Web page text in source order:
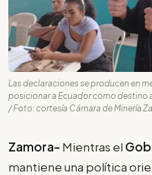
Las declaraciones se producen en
posicionar a Ecuador como destino
/ Foto: cortesía Cámara de Minería
Zamora- Mientras el
mantiene una política